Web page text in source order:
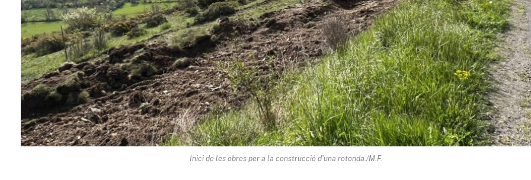
Inici de les obres per a la construcció d'una rotonda./M.F.